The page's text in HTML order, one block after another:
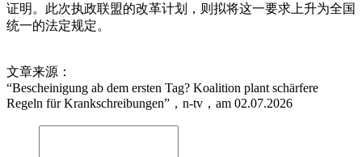
证明。此次执政联盟的改革计划，则拟将这一要求上升为全国
统一的法定规定。
文章来源：
“Bescheinigung ab dem ersten Tag? Koalition plant schärfere
Regeln für Krankschreibungen”，n-tv，am 02.07.2026